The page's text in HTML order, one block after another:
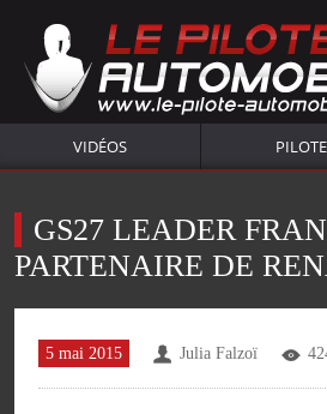
VIDÉOS PILOTE
GS27 LEADER
PARTENAIRE DE
5 mai 2015 Julia Falzoï